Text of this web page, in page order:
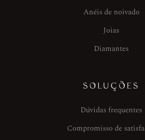
Anéis de noivado
Joias
Diamantes
SOLUÇÕES
Dúvidas frequentes
Compromisso de